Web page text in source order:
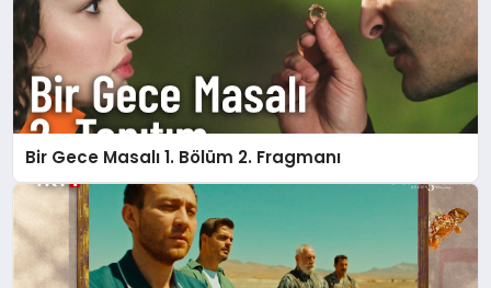
Bir Gece Masalı 1. Bölüm 2. Fragmanı